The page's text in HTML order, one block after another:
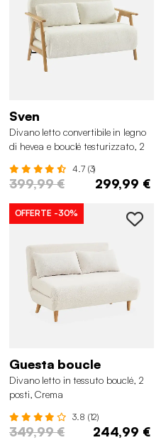
Sven
Divano letto convertibile in legno
di hevea e bouclé testurizzato, 2
4.7 (3)
399,99 € 299,99 €
OFFERTE -30%
Guesta boucle
Divano letto in tessuto bouclé, 2
posti, Crema
3.8 (12)
349,99 € 244,99 €